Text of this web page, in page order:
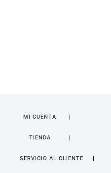
MI CUENTA
TIENDA
SERVICIO AL CLIENTE